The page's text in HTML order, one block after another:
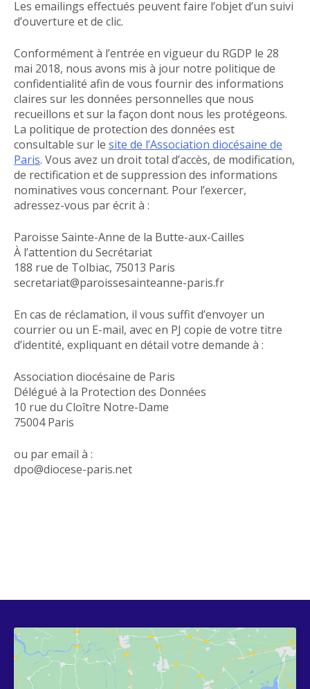
Les emailings effectués peuvent faire l’objet d’un suivi
d’ouverture et de clic.
Conformément à l’entrée en vigueur du RGDP le 28
mai 2018, nous avons mis à jour notre politique de
confidentialité afin de vous fournir des informations
claires sur les données personnelles que nous
recueillons et sur la façon dont nous les protégeons.
La politique de protection des données est
consultable sur le site de l’Association diocésaine de
Paris. Vous avez un droit total d’accès, de modification,
de rectification et de suppression des informations
nominatives vous concernant. Pour l’exercer,
adressez-vous par écrit à :
Paroisse Sainte-Anne de la Butte-aux-Cailles
À l’attention du Secrétariat
188 rue de Tolbiac, 75013 Paris
secretariat@paroissesainteanne-paris.fr
En cas de réclamation, il vous suffit d’envoyer un
courrier ou un E-mail, avec en PJ copie de votre titre
d’identité, expliquant en détail votre demande à :
Association diocésaine de Paris
Délégué à la Protection des Données
10 rue du Cloître Notre-Dame
75004 Paris
ou par email à :
dpo@diocese-paris.net